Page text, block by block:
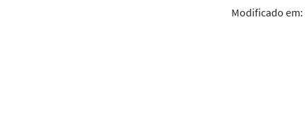
Modificado em: